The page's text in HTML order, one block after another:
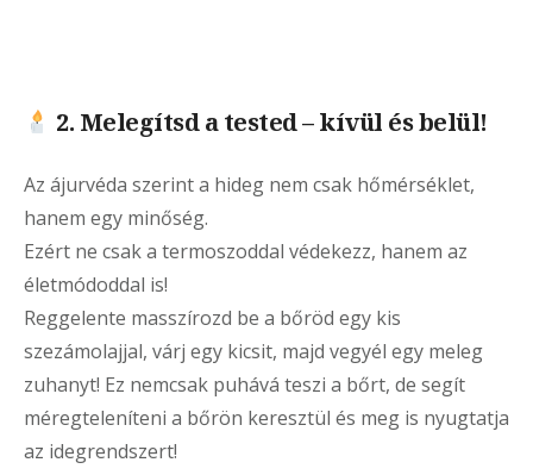
2. Melegítsd a tested – kívül és belül!
Az ájurvéda szerint a hideg nem csak hőmérséklet,
hanem egy minőség.
Ezért ne csak a termoszoddal védekezz, hanem az
életmódoddal is!
Reggelente masszírozd be a bőröd egy kis
szezámolajjal, várj egy kicsit, majd vegyél egy meleg
zuhanyt! Ez nemcsak puhává teszi a bőrt, de segít
méregteleníteni a bőrön keresztül és meg is nyugtatja
az idegrendszert!